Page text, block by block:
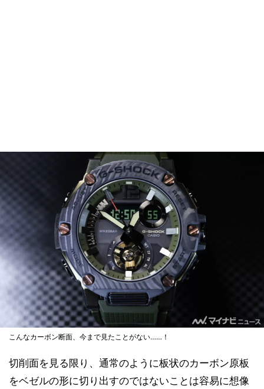
こんなカーボン断面、今まで見たことがない……！
切削面を見る限り、通常のように板状のカーボン原板
をベゼルの形に切り出すのではないことは容易に想像